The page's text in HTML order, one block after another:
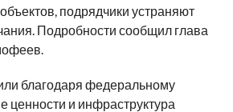
подрядчики устраняют
Подробности сообщил глава
благодаря федеральному
ценности и инфраструктура